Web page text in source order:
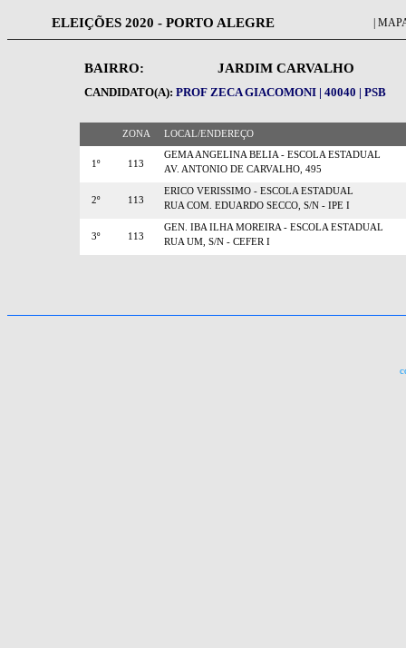
ELEIÇÕES 2020 - PORTO ALEGRE |
BAIRRO: JARDIM CARVALHO
CANDIDATO(A): PROF ZECA GIACOMONI | 40040 | PSB
ZONA LOCAL/ENDEREÇO
1º 113
GEMA ANGELINA BELIA - ESCOLA ESTADUAL
AV. ANTONIO DE CARVALHO, 495
2º 113
ERICO VERISSIMO - ESCOLA ESTADUAL
RUA COM. EDUARDO SECCO, S/N - IPE I
3º 113
GEN. IBA ILHA MOREIRA - ESCOLA ESTADUAL
RUA UM, S/N - CEFER I